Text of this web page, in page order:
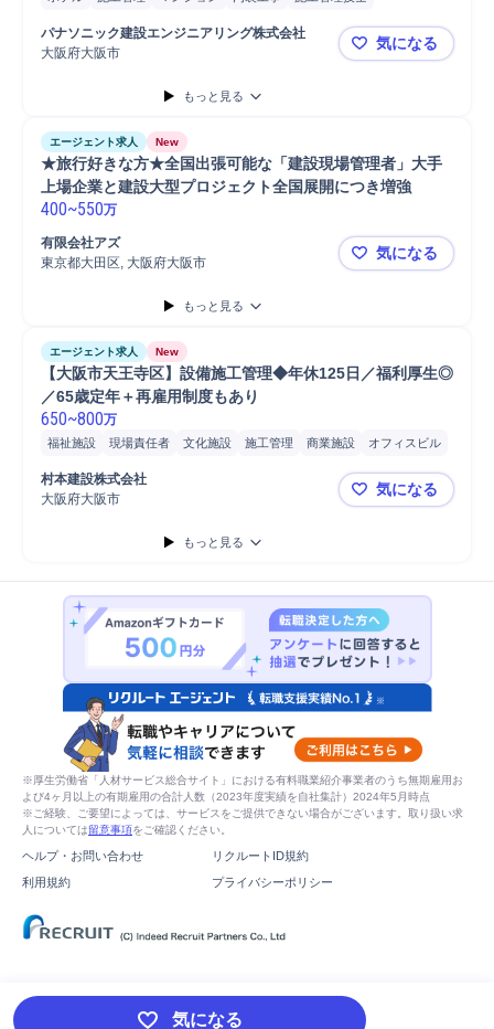
パナソニック建設エンジニアリング株式会社
大阪府大阪市
【大阪勤務
気になる
もっと見る
エージェント求人 New
★旅行好きな方★全国出張可能な「建設現場管理者」大手
上場企業と建設大型プロジェクト全国展開につき増強
400~550万
有限会社アズ
東京都大田区, 大阪府大阪市
★旅行好き
気になる
もっと見る
エージェント求人 New
【大阪市天王寺区】設備施工管理◆年休125日／福利厚生◎
／65歳定年＋再雇用制度もあり
650~800万
福祉施設 現場責任者 文化施設 施工管理 商業施設
オフィスビル
マンション
工場
村本建設株式会社
大阪府大阪市
【大阪市天
気になる
もっと見る
気になる
※厚生労働省「人材サービス総合サイト」における有料職業紹介事業者のうち無期雇用お
よび4ヶ月以上の有期雇用の合計人数（2023年度実績を自社集計）2024年5月時点
※ご経験、ご要望によっては、サービスをご提供できない場合がございます。取り扱い求
人については留意事項をご確認ください。
ヘルプ・お問い合わせ
リクルートID規約
利用規約
プライバシーポリシー